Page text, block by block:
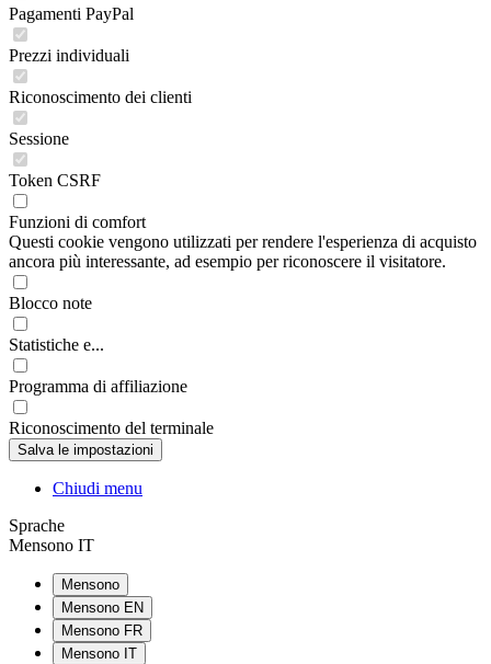
Pagamenti PayPal
Prezzi individuali
Riconoscimento dei clienti
Sessione
Token CSRF
Funzioni di comfort
Questi cookie vengono utilizzati per rendere l'esperienza di acquisto
ancora più interessante, ad esempio per riconoscere il visitatore.
Blocco note
Statistiche e...
Programma di affiliazione
Riconoscimento del terminale
Chiudi menu
Sprache
Mensono IT
Mensono
Mensono EN
Mensono FR
Mensono IT